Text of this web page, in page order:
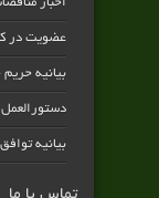
اخبار
عضویت در
بیانیه
دستورالعمل
بیانیه